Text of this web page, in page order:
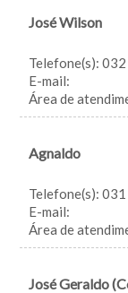
José Wilson
Telefone(s):
E-mail:
Área de
Agnaldo
Telefone(s):
E-mail:
Área de
José Geraldo